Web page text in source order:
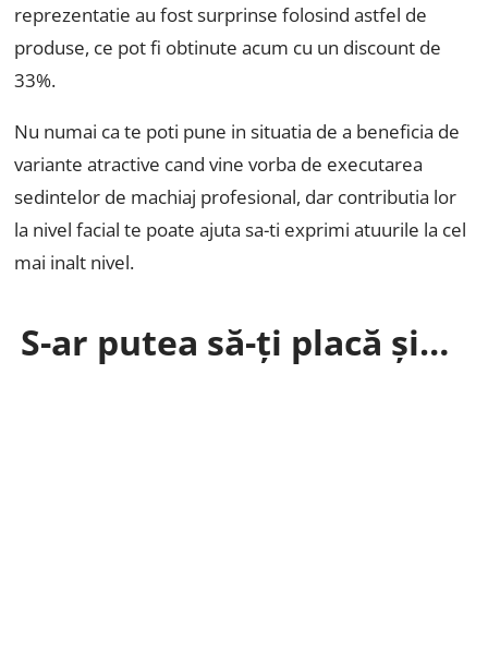
reprezentatie au fost surprinse folosind astfel de
produse, ce pot fi obtinute acum cu un discount de
33%.
Nu numai ca te poti pune in situatia de a beneficia de
variante atractive cand vine vorba de executarea
sedintelor de machiaj profesional, dar contributia lor
la nivel facial te poate ajuta sa-ti exprimi atuurile la cel
mai inalt nivel.
S-ar putea să-ți placă și…